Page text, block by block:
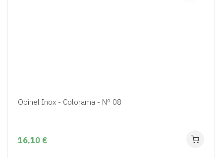
Opinel Inox - Colorama - Nº 08
16,10 €